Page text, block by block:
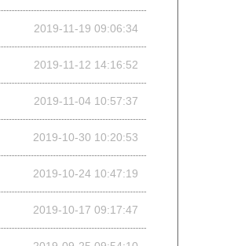
2019-11-19 09:06:34
2019-11-12 14:16:52
2019-11-04 10:57:37
2019-10-30 10:20:53
2019-10-24 10:47:19
2019-10-17 09:17:47